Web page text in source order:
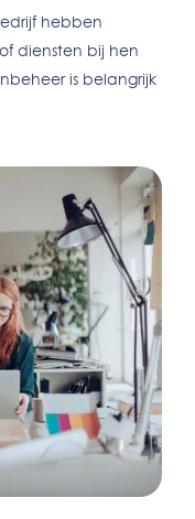
hebben
diensten bij hen
is belangrijk